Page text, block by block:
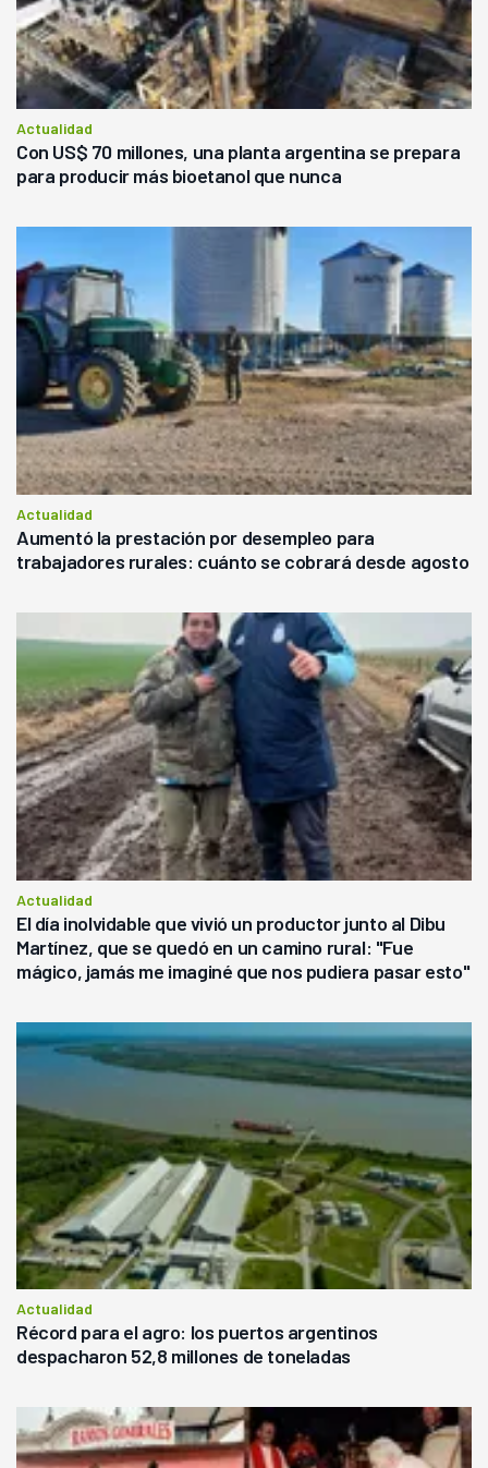
Actualidad
Con US$ 70 millones, una planta argentina se prepara
para producir más bioetanol que nunca
Actualidad
Aumentó la prestación por desempleo para
trabajadores rurales: cuánto se cobrará desde agosto
Actualidad
El día inolvidable que vivió un productor junto al Dibu
Martínez, que se quedó en un camino rural: "Fue
mágico, jamás me imaginé que nos pudiera pasar esto"
Actualidad
Récord para el agro: los puertos argentinos
despacharon 52,8 millones de toneladas